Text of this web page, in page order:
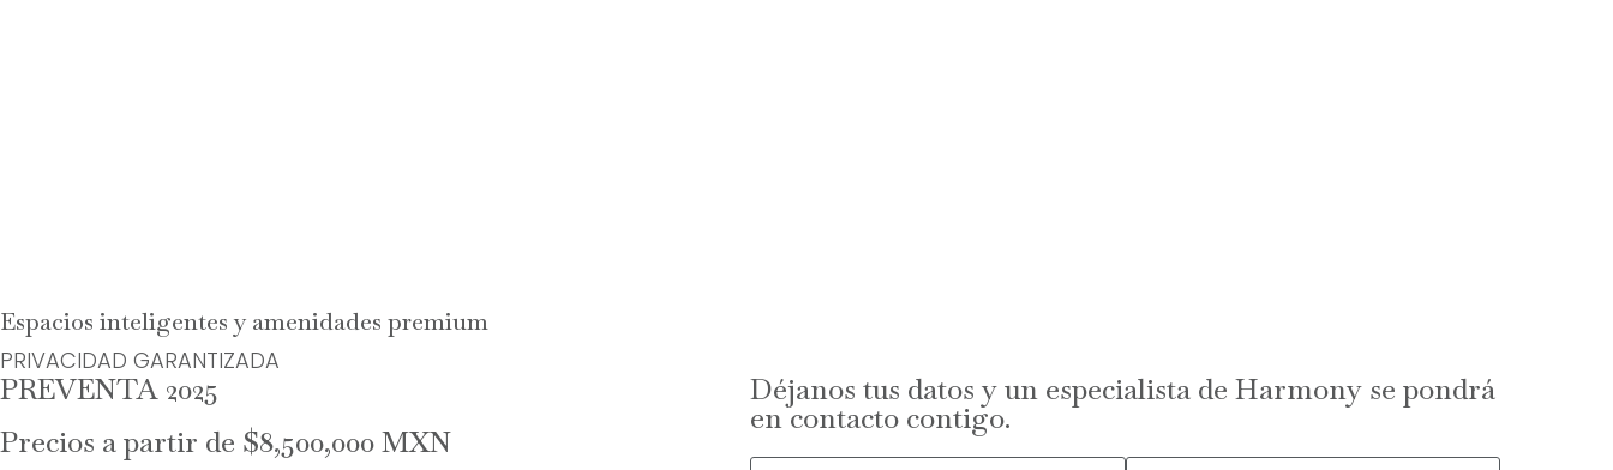
Espacios inteligentes y amenidades premium
PRIVACIDAD GARANTIZADA
PREVENTA 2025
Precios a partir de $8,500,000 MXN
Déjanos tus datos y un especialista de Harmony se pondrá
en contacto contigo.